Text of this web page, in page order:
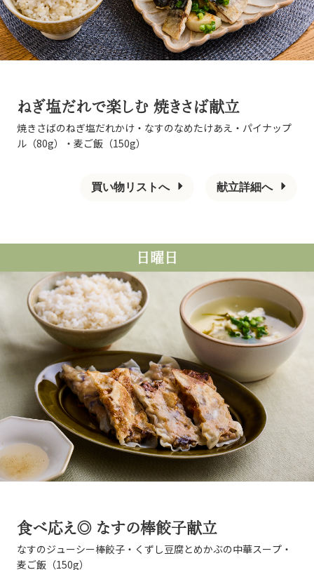
ねぎ塩だれで楽しむ 焼きさば献立
焼きさばのねぎ塩だれかけ・なすのなめたけあえ・パイナップ
ル（80g）・麦ご飯（150g）
買い物リストへ 献立詳細へ
日曜日
食べ応え◎ なすの棒餃子献立
なすのジューシー棒餃子・くずし豆腐とめかぶの中華スープ・
麦ご飯（150g）